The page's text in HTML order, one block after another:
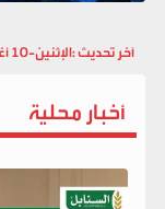
آخر تحديث :الإثنين-10 أغسطس 2026-03:31ص
أخبار محلية